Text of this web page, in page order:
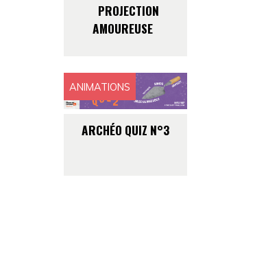
PROJECTION
AMOUREUSE
ANIMATIONS
ARCHÉO QUIZ N°3